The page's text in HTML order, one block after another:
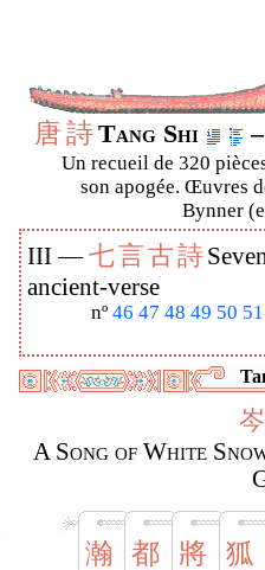
唐詩Tang Shi
Un recueil de 320
son apogée. Œuvres
Bynner
III —七言古詩
ancient-verse
nº 46 47 48 49 50 51
岑
A Song of White
瀚
都
將
狐